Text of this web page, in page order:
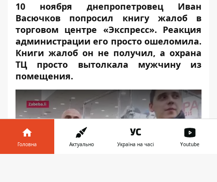
10 ноября днепропетровец Иван
Васючков попросил книгу жалоб в
торговом центре «Экспресс». Реакция
администрации его просто ошеломила.
Книги жалоб он не получил, а охрана
ТЦ просто вытолкала мужчину из
помещения.
Play
Головна Актуально Україна на часі Youtube